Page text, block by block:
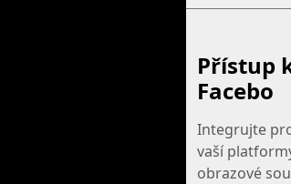
Přístup
Facebo
Integrujte
vaší
obrazové